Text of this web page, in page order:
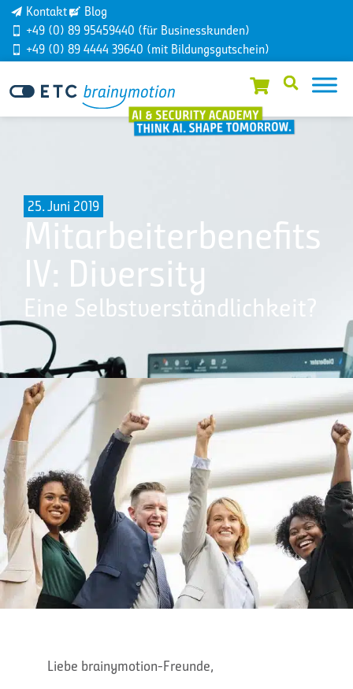
Kontakt
Blog
+49 (0) 89 95459440 (für Businesskunden)
+49 (0) 89 4444 39640 (mit Bildungsgutschein)
25. Juni 2019
Mitarbeiterbenefits
IV: Diversity
Eine Selbstverständlichkeit?
Liebe brainymotion-Freunde,